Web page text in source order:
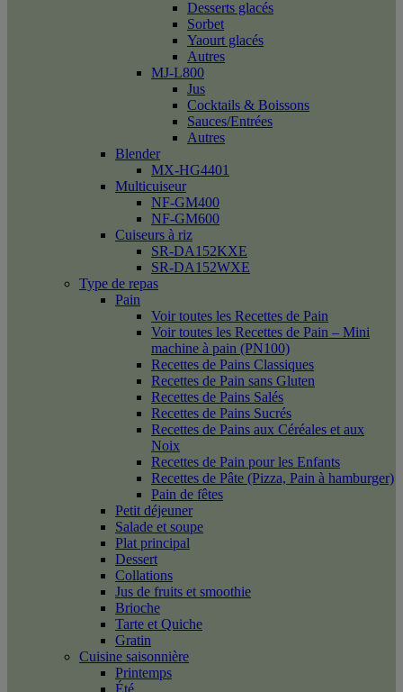
Desserts glacés
Sorbet
Yaourt glacés
Autres
MJ-L800
Jus
Cocktails & Boissons
Sauces/Entrées
Autres
Blender
MX-HG4401
Multicuiseur
NF-GM400
NF-GM600
Cuiseurs à riz
SR-DA152KXE
SR-DA152WXE
Type de repas
Pain
Voir toutes les Recettes de Pain
Voir toutes les Recettes de Pain – Mini
machine à pain (PN100)
Recettes de Pains Classiques
Recettes de Pain sans Gluten
Recettes de Pains Salés
Recettes de Pains Sucrés
Recettes de Pains aux Céréales et aux
Noix
Recettes de Pain pour les Enfants
Recettes de Pâte (Pizza, Pain à hamburger)
Pain de fêtes
Petit déjeuner
Salade et soupe
Plat principal
Dessert
Collations
Jus de fruits et smoothie
Brioche
Tarte et Quiche
Gratin
Cuisine saisonnière
Printemps
Été